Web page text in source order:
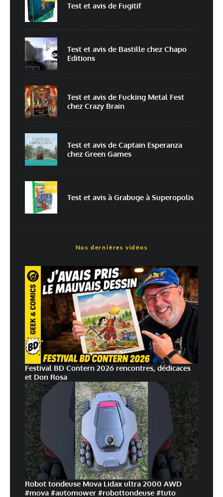
*
Enregistrer mon nom, mon e-mail et mon site dans le navigateur pour
mon prochain commentaire.
Prévenez-moi de tous les nouveaux commentaires par e-mail.
Prévenez-moi de tous les nouveaux articles par e-mail.
traitées
Test et avis de Fugitif
Test et avis de Bastille chez Chapo
Editions
Test et avis de Fucking Metal Fest
chez Crazy Brain
Test et avis de Captain Esperanza
chez Green Games
80%
Test et avis à Grabuge à Superopolis
Nos dernières vidéos
Festival BD Contern 2026 rencontres, dédicaces
et Don Rosa
Robot tondeuse Mova Lidax ultra 2000 AWD
#mova #automower #robottondeuse #tuto